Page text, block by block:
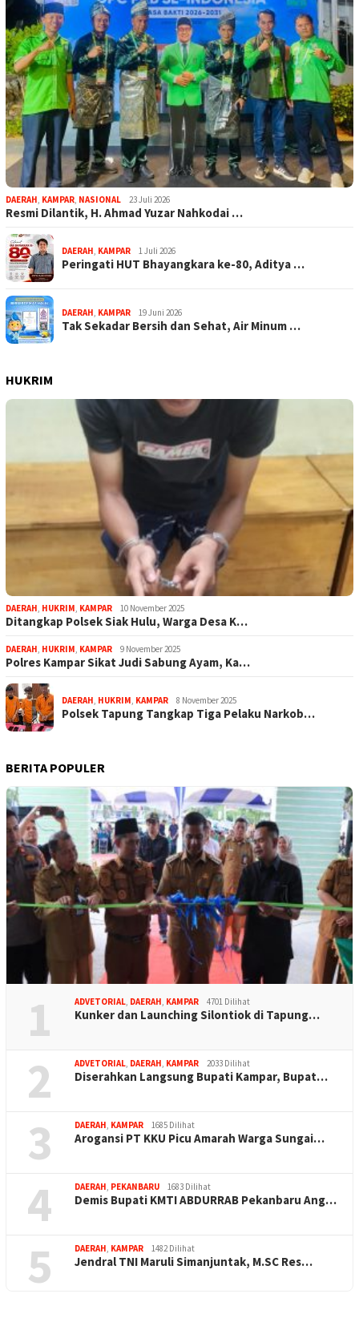
DAERAH, KAMPAR, NASIONAL 23 Juli 2026
Resmi Dilantik, H. Ahmad Yuzar Nahkodai …
DAERAH, KAMPAR 1 Juli 2026
Peringati HUT Bhayangkara ke-80, Aditya …
DAERAH, KAMPAR 19 Juni 2026
Tak Sekadar Bersih dan Sehat, Air Minum …
HUKRIM
DAERAH, HUKRIM, KAMPAR 10 November 2025
Ditangkap Polsek Siak Hulu, Warga Desa K…
DAERAH, HUKRIM, KAMPAR 9 November 2025
Polres Kampar Sikat Judi Sabung Ayam, Ka…
DAERAH, HUKRIM, KAMPAR 8 November 2025
Polsek Tapung Tangkap Tiga Pelaku Narkob…
BERITA POPULER
1 ADVETORIAL, DAERAH, KAMPAR 4701 Dilihat
Kunker dan Launching Silontiok di Tapung…
2 ADVETORIAL, DAERAH, KAMPAR 2033 Dilihat
Diserahkan Langsung Bupati Kampar, Bupat…
3 DAERAH, KAMPAR 1685 Dilihat
Arogansi PT KKU Picu Amarah Warga Sungai…
4 DAERAH, PEKANBARU 1683 Dilihat
Demis Bupati KMTI ABDURRAB Pekanbaru Ang…
5 DAERAH, KAMPAR 1482 Dilihat
Jendral TNI Maruli Simanjuntak, M.SC Res…